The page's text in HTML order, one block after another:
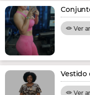
Ver
Vestido
Ver